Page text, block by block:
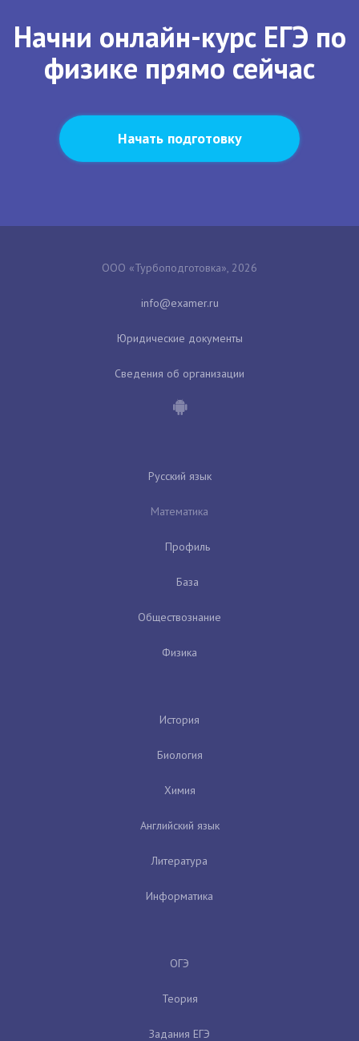
Начни онлайн-курс ЕГЭ по
физике прямо сейчас
Начать подготовку
ООО «Турбоподготовка», 2026
Юридические документы
Сведения об организации
Русский язык
Математика
Профиль
База
Обществознание
Физика
История
Биология
Химия
Английский язык
Литература
Информатика
ОГЭ
Теория
Задания ЕГЭ